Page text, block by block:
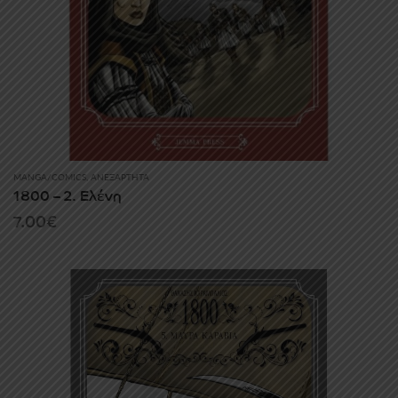
MANGA/COMICS, ΑΝΕΞΆΡΤΗΤΑ
1800 – 2. Ελένη
7.00€